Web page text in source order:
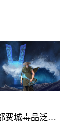
费城毒品泛